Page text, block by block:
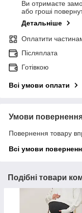
Ви отримаєте
або гроші
Детальніше
Оплатити
Післяплата
Готівкою
Всі умови оплати
Умови
Повернення товару
Всі умови
Подібні товари